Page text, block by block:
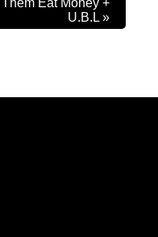
Them Eat Money +
U.B.L»